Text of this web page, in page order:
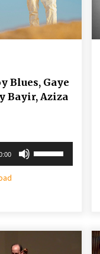
Blues, Gaye
Bayir, Aziza